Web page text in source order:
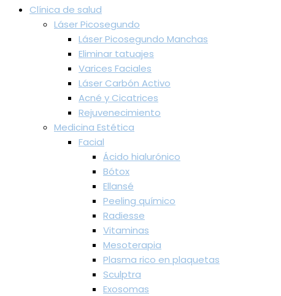
Clínica de salud
Láser Picosegundo
Láser Picosegundo Manchas
Eliminar tatuajes
Varices Faciales
Láser Carbón Activo
Acné y Cicatrices
Rejuvenecimiento
Medicina Estética
Facial
Ácido hialurónico
Bótox
Ellansé
Peeling químico
Radiesse
Vitaminas
Mesoterapia
Plasma rico en plaquetas
Sculptra
Exosomas